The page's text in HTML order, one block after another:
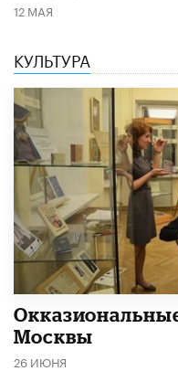
12 МАЯ
КУЛЬТУРА
Москвы
26 ИЮНЯ